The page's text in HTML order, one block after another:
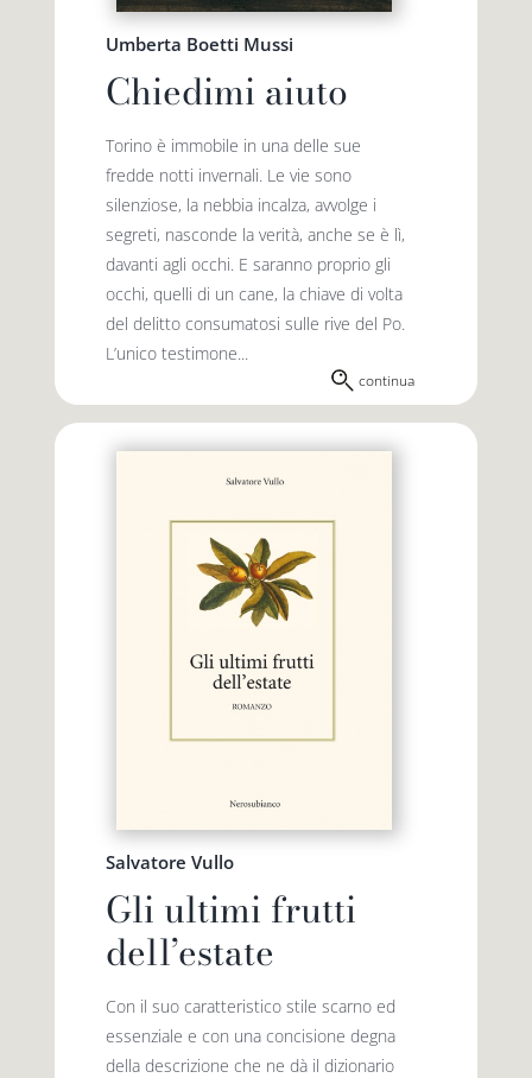
Umberta Boetti Mussi
Chiedimi aiuto
Torino è immobile in una delle sue
fredde notti invernali. Le vie sono
silenziose, la nebbia incalza, avvolge i
segreti, nasconde la verità, anche se è lì,
davanti agli occhi. E saranno proprio gli
occhi, quelli di un cane, la chiave di volta
del delitto consumatosi sulle rive del Po.
L’unico testimone...
continua
Salvatore Vullo
Gli ultimi frutti
dell’estate
Con il suo caratteristico stile scarno ed
essenziale e con una concisione degna
della descrizione che ne dà il dizionario